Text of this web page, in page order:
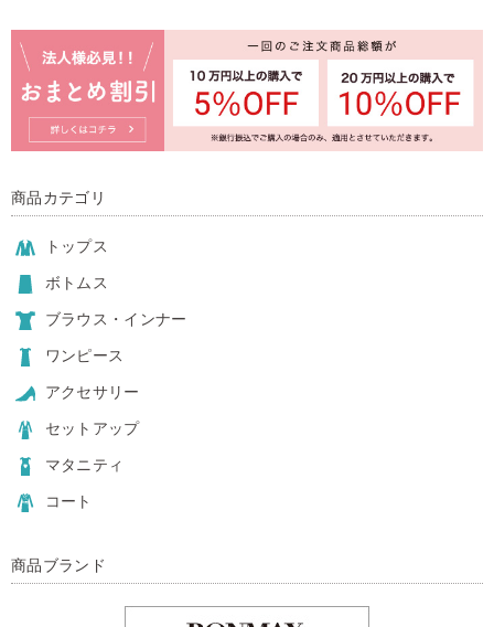
商品カテゴリ
トップス
ボトムス
ブラウス・インナー
ワンピース
アクセサリー
セットアップ
マタニティ
コート
商品ブランド